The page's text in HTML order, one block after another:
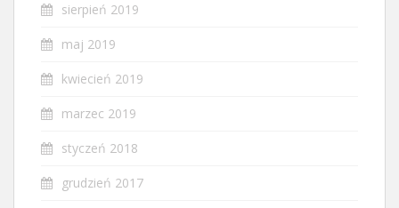
sierpień 2019
maj 2019
kwiecień 2019
marzec 2019
styczeń 2018
grudzień 2017